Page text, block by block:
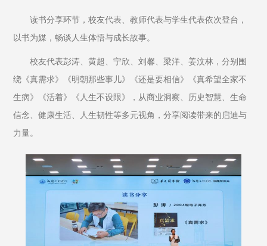
读书分享环节，校友代表、教师代表与学生代表依次登台，
以书为媒，畅谈人生体悟与成长故事。
校友代表彭涛、黄超、宁欣、刘馨、梁洋、姜汶林，分别围
绕《真需求》《明朝那些事儿》《还是要相信》《真希望全家不
生病》《活着》《人生不设限》，从商业洞察、历史智慧、生命
信念、健康生活、人生韧性等多元视角，分享阅读带来的启迪与
力量。